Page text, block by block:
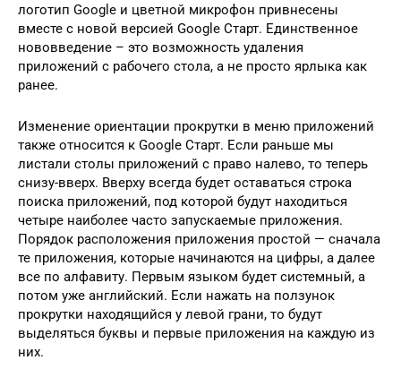
логотип Google и цветной микрофон привнесены
вместе с новой версией Google Старт. Единственное
нововведение – это возможность удаления
приложений с рабочего стола, а не просто ярлыка как
ранее.
Изменение ориентации прокрутки в меню приложений
также относится к Google Старт. Если раньше мы
листали столы приложений с право налево, то теперь
снизу-вверх. Вверху всегда будет оставаться строка
поиска приложений, под которой будут находиться
четыре наиболее часто запускаемые приложения.
Порядок расположения приложения простой — сначала
те приложения, которые начинаются на цифры, а далее
все по алфавиту. Первым языком будет системный, а
потом уже английский. Если нажать на ползунок
прокрутки находящийся у левой грани, то будут
выделяться буквы и первые приложения на каждую из
них.